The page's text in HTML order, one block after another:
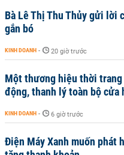
Bà Lê Thị Thu Thủy gửi lời
gắn bó
KINH DOANH - 20 giờ trước
Một thương hiệu thời
động, thanh lý toàn bộ cửa
KINH DOANH - 6 giờ trước
Điện Máy Xanh muốn phát